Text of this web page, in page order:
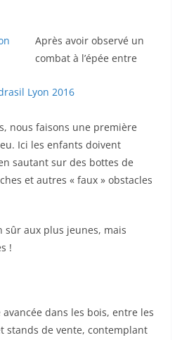
Après avoir observé un
combat à l’épée entre
nous faisons une première
Ici les enfants doivent
sautant sur des bottes de
et autres « faux » obstacles
sûr aux plus jeunes, mais
!
dans les bois, entre les
stands de vente, contemplant